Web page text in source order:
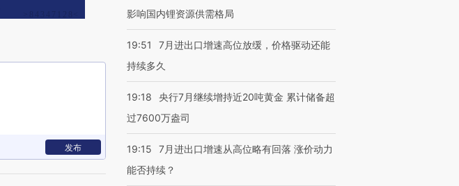
发布
影响国内锂资源供需格局
19:51
7月进出口增速高位放缓，价格驱动还能
持续多久
19:18
央行7月继续增持近20吨黄金 累计储备超
过7600万盎司
19:15
7月进出口增速从高位略有回落 涨价动力
能否持续？